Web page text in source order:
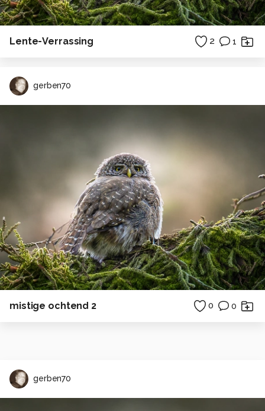
Lente-Verrassing 2 1
gerben70
mistige ochtend 2 0 0
gerben70